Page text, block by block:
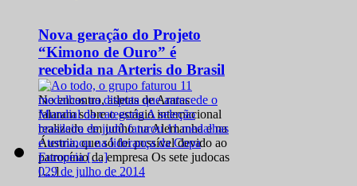
Nova geração do Projeto
“Kimono de Ouro” é
recebida na Arteris do Brasil
No encontro, atletas de Araras
falaram sobre o estágio internacional
realizado em junho na Alemanha e na
Áustria, que só foi possível devido ao
patrocínio da empresa Os sete judocas
[…]
029 de julho de 2014